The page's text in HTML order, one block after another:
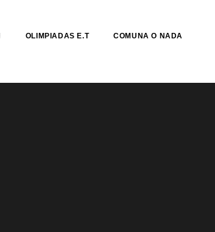
OLIMPIADAS E.T COMUNA O NADA